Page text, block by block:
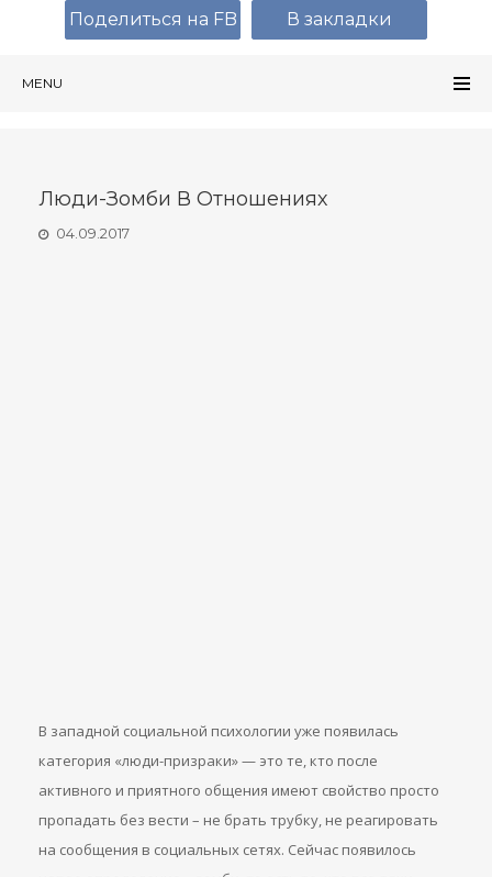
MENU
Люди-Зомби В Отношениях
04.09.2017
В западной социальной психологии уже появилась
категория «люди-призраки» — это те, кто после
активного и приятного общения имеют свойство просто
пропадать без вести – не брать трубку, не реагировать
на сообщения в социальных сетях. Сейчас появилось
Поделиться на FB В закладки